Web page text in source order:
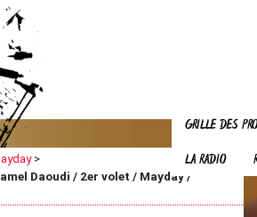
GRILLE DES
LA RADIO
>
Daoudi / 2er volet / Mayday /